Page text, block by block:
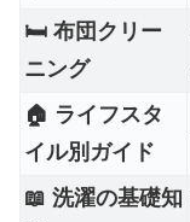
🛏 布団クリー
ニング
🏠 ライフスタ
イル別ガイド
📖 洗濯の基礎知